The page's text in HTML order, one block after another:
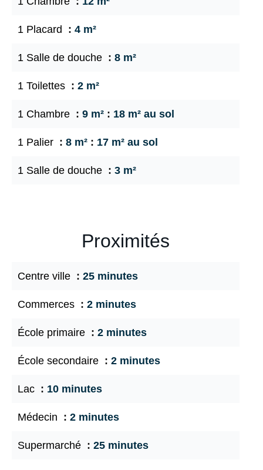
1 Placard 4 m²
1 Salle de douche 8 m²
1 Toilettes 2 m²
1 Chambre 9 m² 18 m² au sol
1 Palier 8 m² 17 m² au sol
1 Salle de douche 3 m²
Proximités
Centre ville 25 minutes
Commerces 2 minutes
École primaire 2 minutes
École secondaire 2 minutes
Lac 10 minutes
Médecin 2 minutes
Supermarché 25 minutes